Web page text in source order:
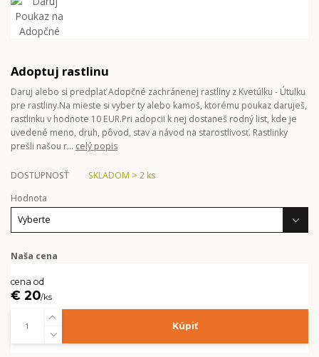
Adoptuj rastlinu
Daruj alebo si predplať Adopčné zachránenej rastliny z Kvetúlku - Útulku
pre rastliny.Na mieste si vyber ty alebo kamoš, ktorému poukaz daruješ,
rastlinku v hodnote 10 EUR.Pri adopcii k nej dostaneš rodný list, kde je
uvedené meno, druh, pôvod, stav a návod na starostlivosť. Rastlinky
prešli našou r... celý popis
DOSTUPNOSŤ
SKLADOM > 2 ks
Hodnota
Naša cena
cena od
€ 20/ks
Kúpiť